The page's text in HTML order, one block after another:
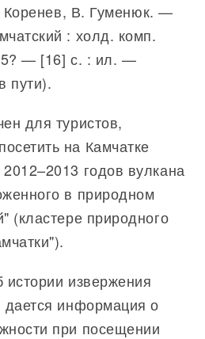
В. Гуменюк. —
: холд. комп.
— [16] с. : ил. —
пути).
для туристов,
на Камчатке
годов вулкана
в природном
(кластере природного
истории извержения
дается информация о
при посещении